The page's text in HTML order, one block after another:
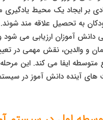
بر ایجاد یک محیط
به تحصیل علاقه مند
دانش آموزان ارزیابی می شود و
و والدین، نقش مهمی در
ایفا می کند. این مرحله
آینده دانش آموز در